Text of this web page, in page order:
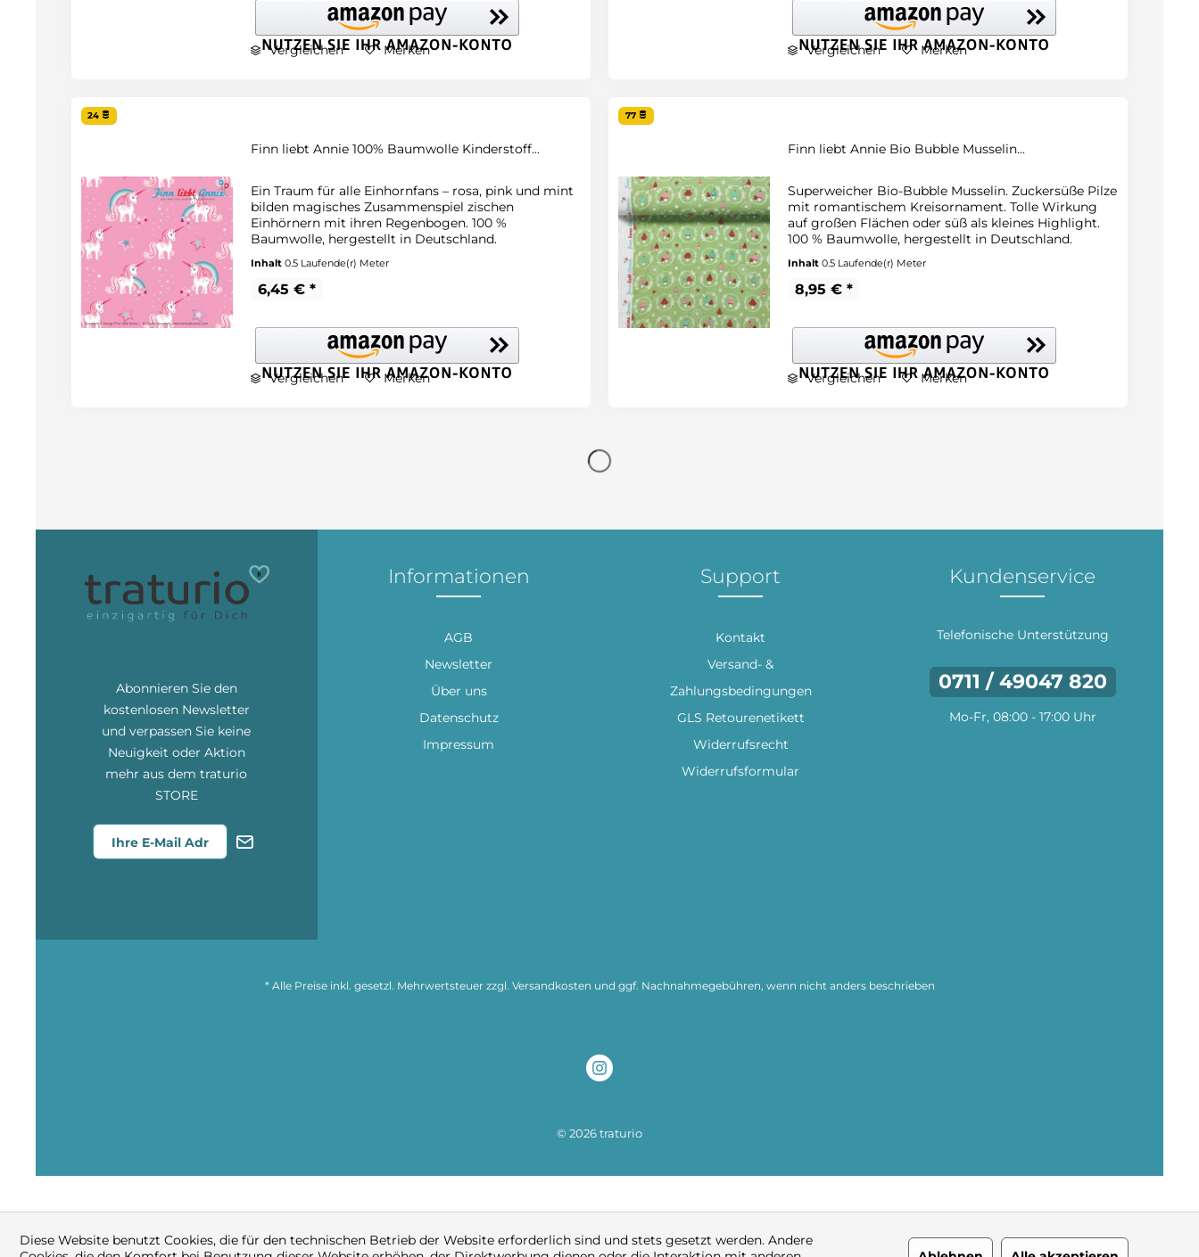
Vergleichen Merken Vergleichen Merken
24
Finn liebt Annie 100% Baumwolle Kinderstoff...
Ein Traum für alle Einhornfans – rosa, pink und mint
bilden magisches Zusammenspiel zischen
Einhörnern mit ihren Regenbogen. 100 %
Baumwolle, hergestellt in Deutschland.
Inhalt 0.5 Laufende(r) Meter
6,45 € *
Vergleichen Merken
77
Finn liebt Annie Bio Bubble Musselin...
Superweicher Bio-Bubble Musselin. Zuckersüße Pilze
mit romantischem Kreisornament. Tolle Wirkung
auf großen Flächen oder süß als kleines Highlight.
100 % Baumwolle, hergestellt in Deutschland.
Inhalt 0.5 Laufende(r) Meter
8,95 € *
Vergleichen Merken
Kundenservice
Telefonische Unterstützung
0711 / 49047 820
Mo-Fr, 08:00 - 17:00 Uhr
Support
Kontakt
Versand- &
Zahlungsbedingungen
GLS Retourenetikett
Widerrufsrecht
Widerrufsformular
Informationen
AGB
Newsletter
Über uns
Datenschutz
Impressum
Abonnieren Sie den
kostenlosen Newsletter
und verpassen Sie keine
Neuigkeit oder Aktion
mehr aus dem traturio
STORE
* Alle Preise inkl. gesetzl. Mehrwertsteuer zzgl. Versandkosten und ggf. Nachnahmegebühren, wenn nicht anders beschrieben
© 2026 traturio
Diese Website benutzt Cookies, die für den technischen Betrieb der Website erforderlich sind und stets gesetzt werden. Andere